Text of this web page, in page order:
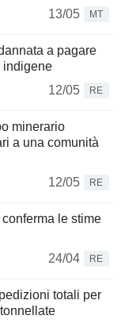
13/05
MT
a pagare
indigene
12/05
RE
minerario
a una comunità
12/05
RE
le stime
24/04
RE
totali per